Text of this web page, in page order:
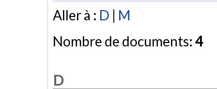
Aller à : D | M
Nombre de documents: 4
D